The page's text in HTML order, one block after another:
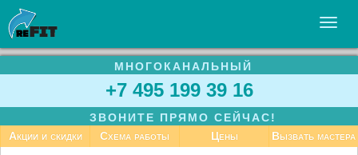
УСЛУГИ
БИЗНЕСУ
СТАТЬИ
МНОГОКАНАЛЬНЫЙ
+7 495 199 39 16
ЗВОНИТЕ ПРЯМО СЕЙЧАС!
Акции и скидки
Схема работы Цены Вызвать мастера